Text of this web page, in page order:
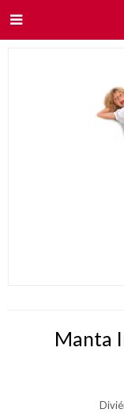

Manta